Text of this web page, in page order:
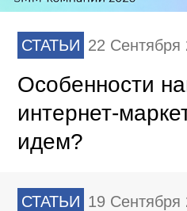
СТАТЬИ 22 Сентября
Особенности
интернет-
идем?
СТАТЬИ 19 Сентября